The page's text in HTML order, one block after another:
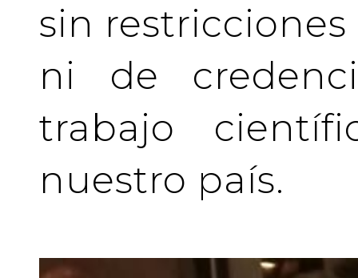
sin
ni de
trabajo
nuestro país.